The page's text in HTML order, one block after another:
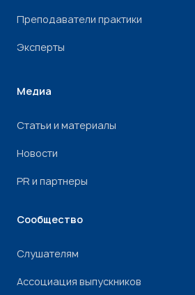
Преподаватели практики
Эксперты
Медиа
Статьи и материалы
Новости
PR и партнеры
Сообщество
Слушателям
Ассоциация выпускников